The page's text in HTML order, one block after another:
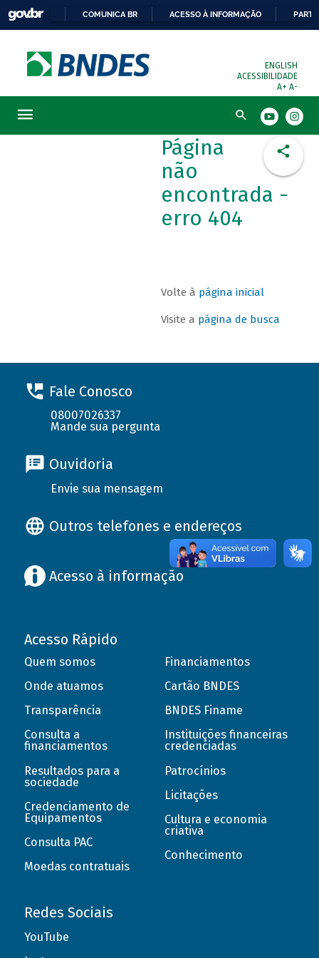
COMUNICA BR ACESSO À INFORMAÇÃO
ENGLISH
ACESSIBILIDADE
A+ A-
Busca
Página
não
encontrada -
erro 404
Volte à página inicial
Visite a página de busca
Fale Conosco
08007026337
Mande sua pergunta
Ouvidoria
Envie sua mensagem
Outros telefones e endereços
Acesso à informação
Acesso Rápido
Quem somos
Onde atuamos
Transparência
Consulta a
financiamentos
Resultados para a
sociedade
Credenciamento de
Equipamentos
Consulta PAC
Moedas contratuais
Financiamentos
Cartão BNDES
BNDES Finame
Instituições financeiras
credenciadas
Patrocínios
Licitações
Cultura e economia
criativa
Conhecimento
Redes Sociais
YouTube